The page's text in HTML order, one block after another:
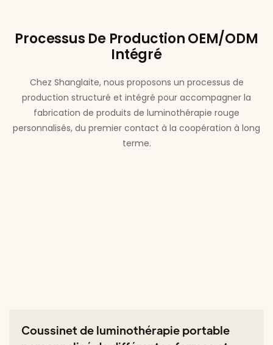
Processus De Production OEM/ODM
Intégré
Chez Shanglaite, nous proposons un processus de
production structuré et intégré pour accompagner la
fabrication de produits de luminothérapie rouge
personnalisés, du premier contact à la coopération à long
terme.
Coussinet de luminothérapie portable